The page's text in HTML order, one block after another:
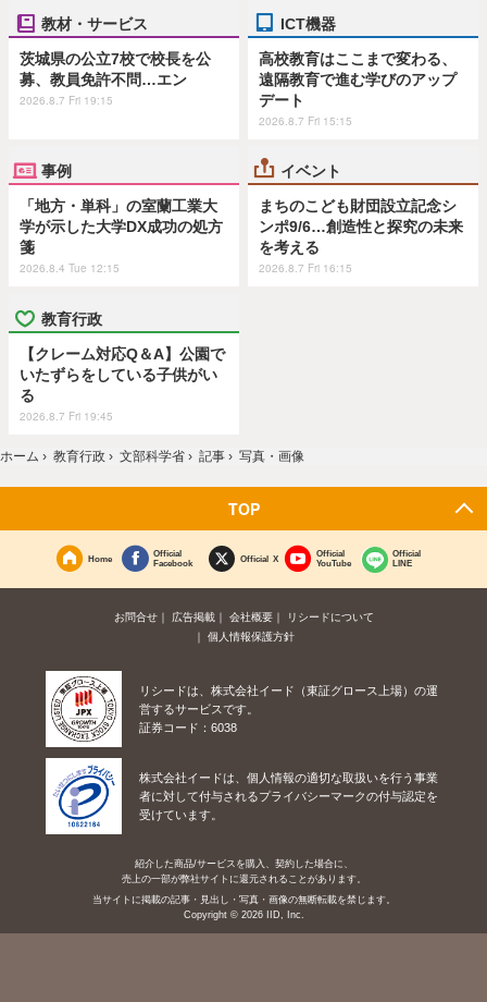
教材・サービス
茨城県の公立7校で校長を公
募、教員免許不問…エン
2026.8.7 Fri 19:15
ICT機器
高校教育はここまで変わる、
遠隔教育で進む学びのアップ
デート
2026.8.7 Fri 15:15
事例
「地方・単科」の室蘭工業大
学が示した大学DX成功の処方
箋
2026.8.4 Tue 12:15
イベント
まちのこども財団設立記念シ
ンポ9/6…創造性と探究の未来
を考える
2026.8.7 Fri 16:15
教育行政
【クレーム対応Q＆A】公園で
いたずらをしている子供がい
る
2026.8.7 Fri 19:45
ホーム › 教育行政 › 文部科学省 › 記事 › 写真・画像
TOP
Home
Official
Facebook
Official X
Official
YouTube
Official
LINE
お問合せ 広告掲載 会社概要
リシードについて
個人情報保護方針
リシードは、株式会社イード（東証グロース上場）の運
営するサービスです。
証券コード：6038
株式会社イードは、個人情報の適切な取扱いを行う事業
者に対して付与されるプライバシーマークの付与認定を
受けています。
紹介した商品/サービスを購入、契約した場合に、
売上の一部が弊社サイトに還元されることがあります。
当サイトに掲載の記事・見出し・写真・画像の無断転載を禁じます。
Copyright © 2026 IID, Inc.